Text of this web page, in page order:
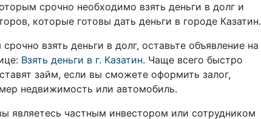
срочно необходимо взять деньги в долг и
которые готовы дать деньги в городе Казатин.
взять деньги в долг, оставьте объявление на
Взять деньги в г. Казатин. Чаще всего быстро
займ, если вы сможете оформить залог,
недвижимость или автомобиль.
являетесь частным инвестором или сотрудником